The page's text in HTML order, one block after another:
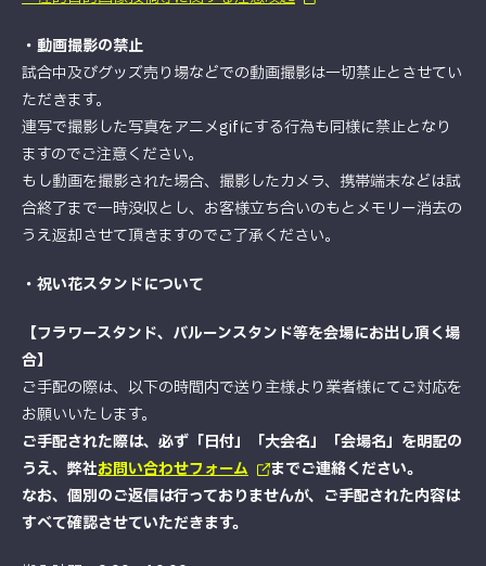
・動画撮影の禁止
試合中及びグッズ売り場などでの動画撮影は一切禁止とさせてい
ただきます。
連写で撮影した写真をアニメgifにする行為も同様に禁止となり
ますのでご注意ください。
もし動画を撮影された場合、撮影したカメラ、携帯端末などは試
合終了まで一時没収とし、お客様立ち合いのもとメモリー消去の
うえ返却させて頂きますのでご了承ください。
・祝い花スタンドについて
【フラワースタンド、バルーンスタンド等を会場にお出し頂く場
合】
ご手配の際は、以下の時間内で送り主様より業者様にてご対応を
お願いいたします。
ご手配された際は、必ず「日付」「大会名」「会場名」を明記の
うえ、弊社お問い合わせフォーム
までご連絡ください。
なお、個別のご返信は行っておりませんが、ご手配された内容は
すべて確認させていただきます。